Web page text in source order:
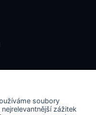
N&N.
Matosoft.
soubory
zážitek